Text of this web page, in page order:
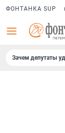
ФОНТАНКА SUP
Зачем депутаты